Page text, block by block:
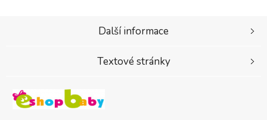
Další informace
Textové stránky